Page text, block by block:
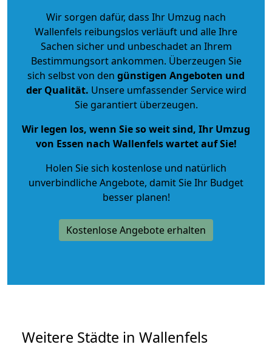
Wir sorgen dafür, dass Ihr Umzug nach
Wallenfels reibungslos verläuft und alle Ihre
Sachen sicher und unbeschadet an Ihrem
Bestimmungsort ankommen. Überzeugen Sie
sich selbst von den günstigen Angeboten und
der Qualität. Unsere umfassender Service wird
Sie garantiert überzeugen.
Wir legen los, wenn Sie so weit sind, Ihr Umzug
von Essen nach Wallenfels wartet auf Sie!
Holen Sie sich kostenlose und natürlich
unverbindliche Angebote, damit Sie Ihr Budget
besser planen!
Kostenlose Angebote erhalten
Weitere Städte in Wallenfels